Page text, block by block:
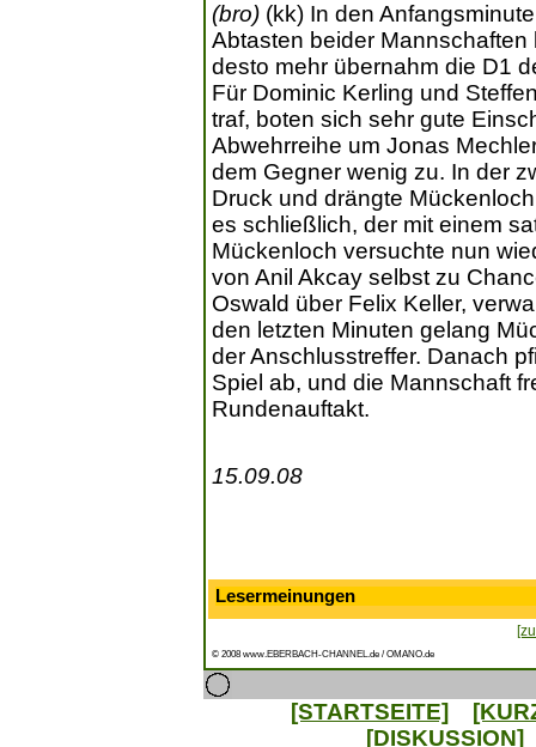
(bro) (kk) In den
Abtasten beider
desto mehr übernahm die D1
Für Dominic Kerling und
traf, boten sich sehr gute
Abwehrreihe um Jonas
dem Gegner wenig zu. In der
Druck und drängte
es schließlich, der mit einem
Mückenloch versuchte nun
von Anil Akcay selbst zu
Oswald über Felix Keller,
den letzten Minuten gelang
der Anschlusstreffer. Danach
Spiel ab, und die Mannschaft
Rundenauftakt.
15.09.08
Lesermeinungen
© 2008 www.EBERBACH-CHANNEL.de / OMANO.de
[STARTSEITE]
[DISKUSSION]